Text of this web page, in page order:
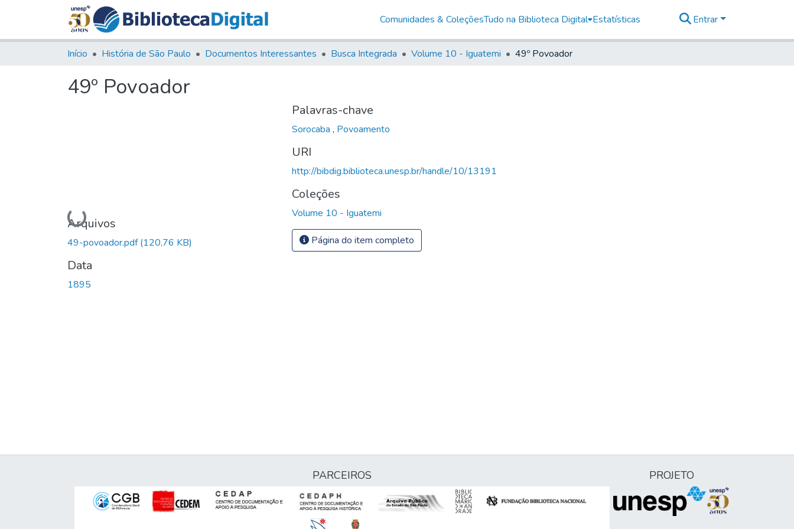
Comunidades & ColeçõesTudo na Biblioteca Digital Estatísticas Entrar
Início História de São Paulo Documentos Interessantes Busca Integrada Volume 10 - Iguatemi 49º Povoador
49º Povoador
Carregando...
Arquivos
49-povoador.pdf(120,76 KB)
Data
1895
Palavras-chave
Sorocaba , Povoamento
URI
http://bibdig.biblioteca.unesp.br/handle/10/13191
Coleções
Volume 10 - Iguatemi
Página do item completo
PARCEIROS PROJETO